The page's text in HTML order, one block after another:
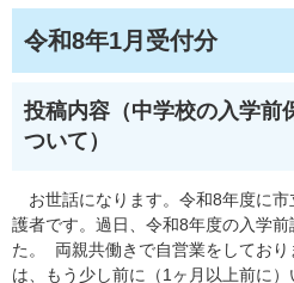
令和8年1月受付分
投稿内容（中学校の入学前
ついて）
お世話になります。令和8年度に
護者です。過日、令和8年度の入学
た。 両親共働きで自営業をしてお
は、もう少し前に（1ヶ月以上前に